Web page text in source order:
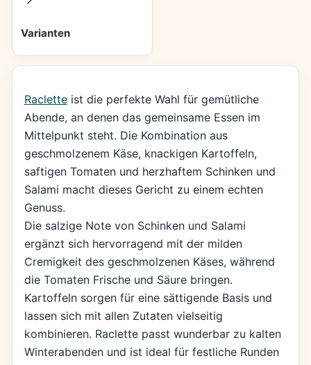
Varianten
Racletteist die perfekte Wahl für gemütliche
Abende, an denen das gemeinsame Essen im
Mittelpunkt steht. Die Kombination aus
geschmolzenem Käse, knackigen Kartoffeln,
saftigen Tomaten und herzhaftem Schinken und
Salami macht dieses Gericht zu einem echten
Genuss.
Die salzige Note von Schinken und Salami
ergänzt sich hervorragend mit der milden
Cremigkeit des geschmolzenen Käses, während
die Tomaten Frische und Säure bringen.
Kartoffeln sorgen für eine sättigende Basis und
lassen sich mit allen Zutaten vielseitig
kombinieren. Raclette passt wunderbar zu kalten
Winterabenden und ist ideal für festliche Runden